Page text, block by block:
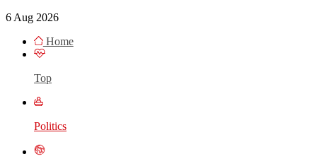
6 Aug 2026
Home
Top
Politics